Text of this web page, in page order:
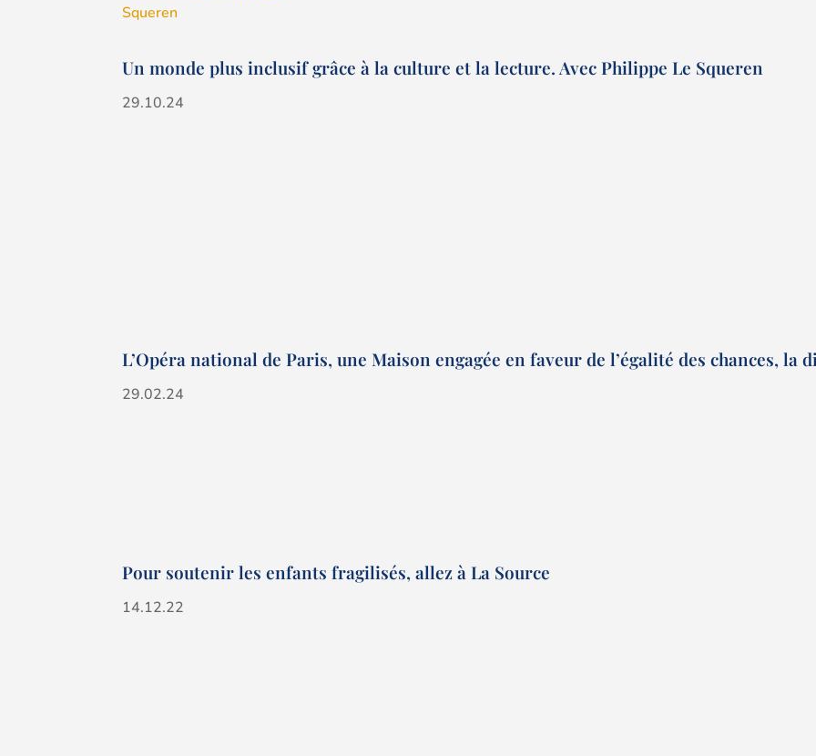
Un monde plus inclusif grâce à la culture et la lecture. Avec Philippe Le Squeren
29.10.24
L’Opéra national de Paris, une Maison engagée en faveur de l’égalité des chances, la
29.02.24
Pour soutenir les enfants fragilisés, allez à La Source
14.12.22